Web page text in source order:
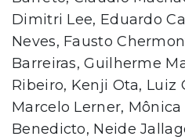
Dimitri Lee, Eduardo
Neves, Fausto
Barreiras, Guilherme
Ribeiro, Kenji Ota, Luiz
Marcelo Lerner,
Benedicto, Neide